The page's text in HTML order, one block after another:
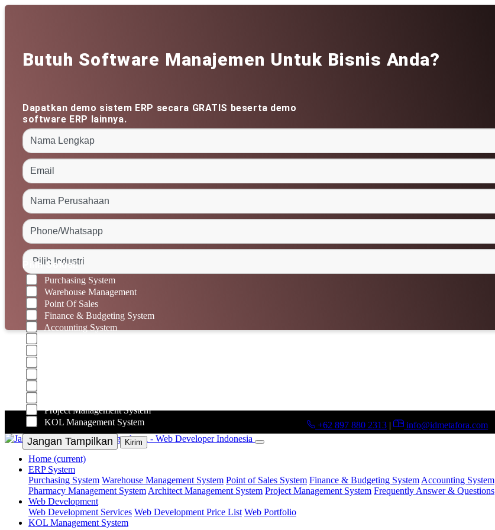
Butuh Software Manajemen Untuk Bisnis Anda?
Dapatkan demo sistem ERP secara GRATIS beserta demo
software ERP lainnya.
Pilih Solusi:
Purchasing System
Warehouse Management
Point Of Sales
Finance & Budgeting System
Accounting System
Project Management System
KOL Management System
Jangan Tampilkan Kirim
+62 897 880 2313 | info@idmetafora.com
Home (current)
ERP System
Purchasing System Warehouse Management System Point of Sales System Finance & Budgeting System Accounting System
Pharmacy Management System Architect Management System Project Management System Frequently Answer & Questions
Web Development
Web Development Services Web Development Price List Web Portfolio
KOL Management System